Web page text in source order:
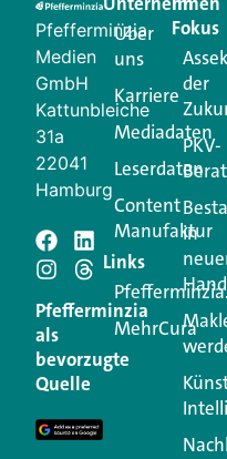
Creator für Ihre
Ihren Vertriebsalltag
Login.
Jetzt anmelden
Schreiben
Ihre E-Mail-Adresse
Erforderliche Felder
Kommentar
Pfefferminzia
Medien
GmbH
Kattunbleiche
31a
22041
Hamburg
Pfefferminzia
als
bevorzugte
Quelle
Über
uns
Karriere
Mediadaten
Leserdaten
Content
Manufaktur
Links
MehrCura
Fokus
der
PKV-
in
Hand